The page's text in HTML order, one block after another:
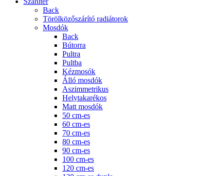
Back
Törölközőszárító radiátorok
Mosdók
Back
Bútorra
Pultra
Pultba
Kézmosók
Álló mosdók
Aszimmetrikus
Helytakarékos
Matt mosdók
50 cm-es
60 cm-es
70 cm-es
80 cm-es
90 cm-es
100 cm-es
120 cm-es